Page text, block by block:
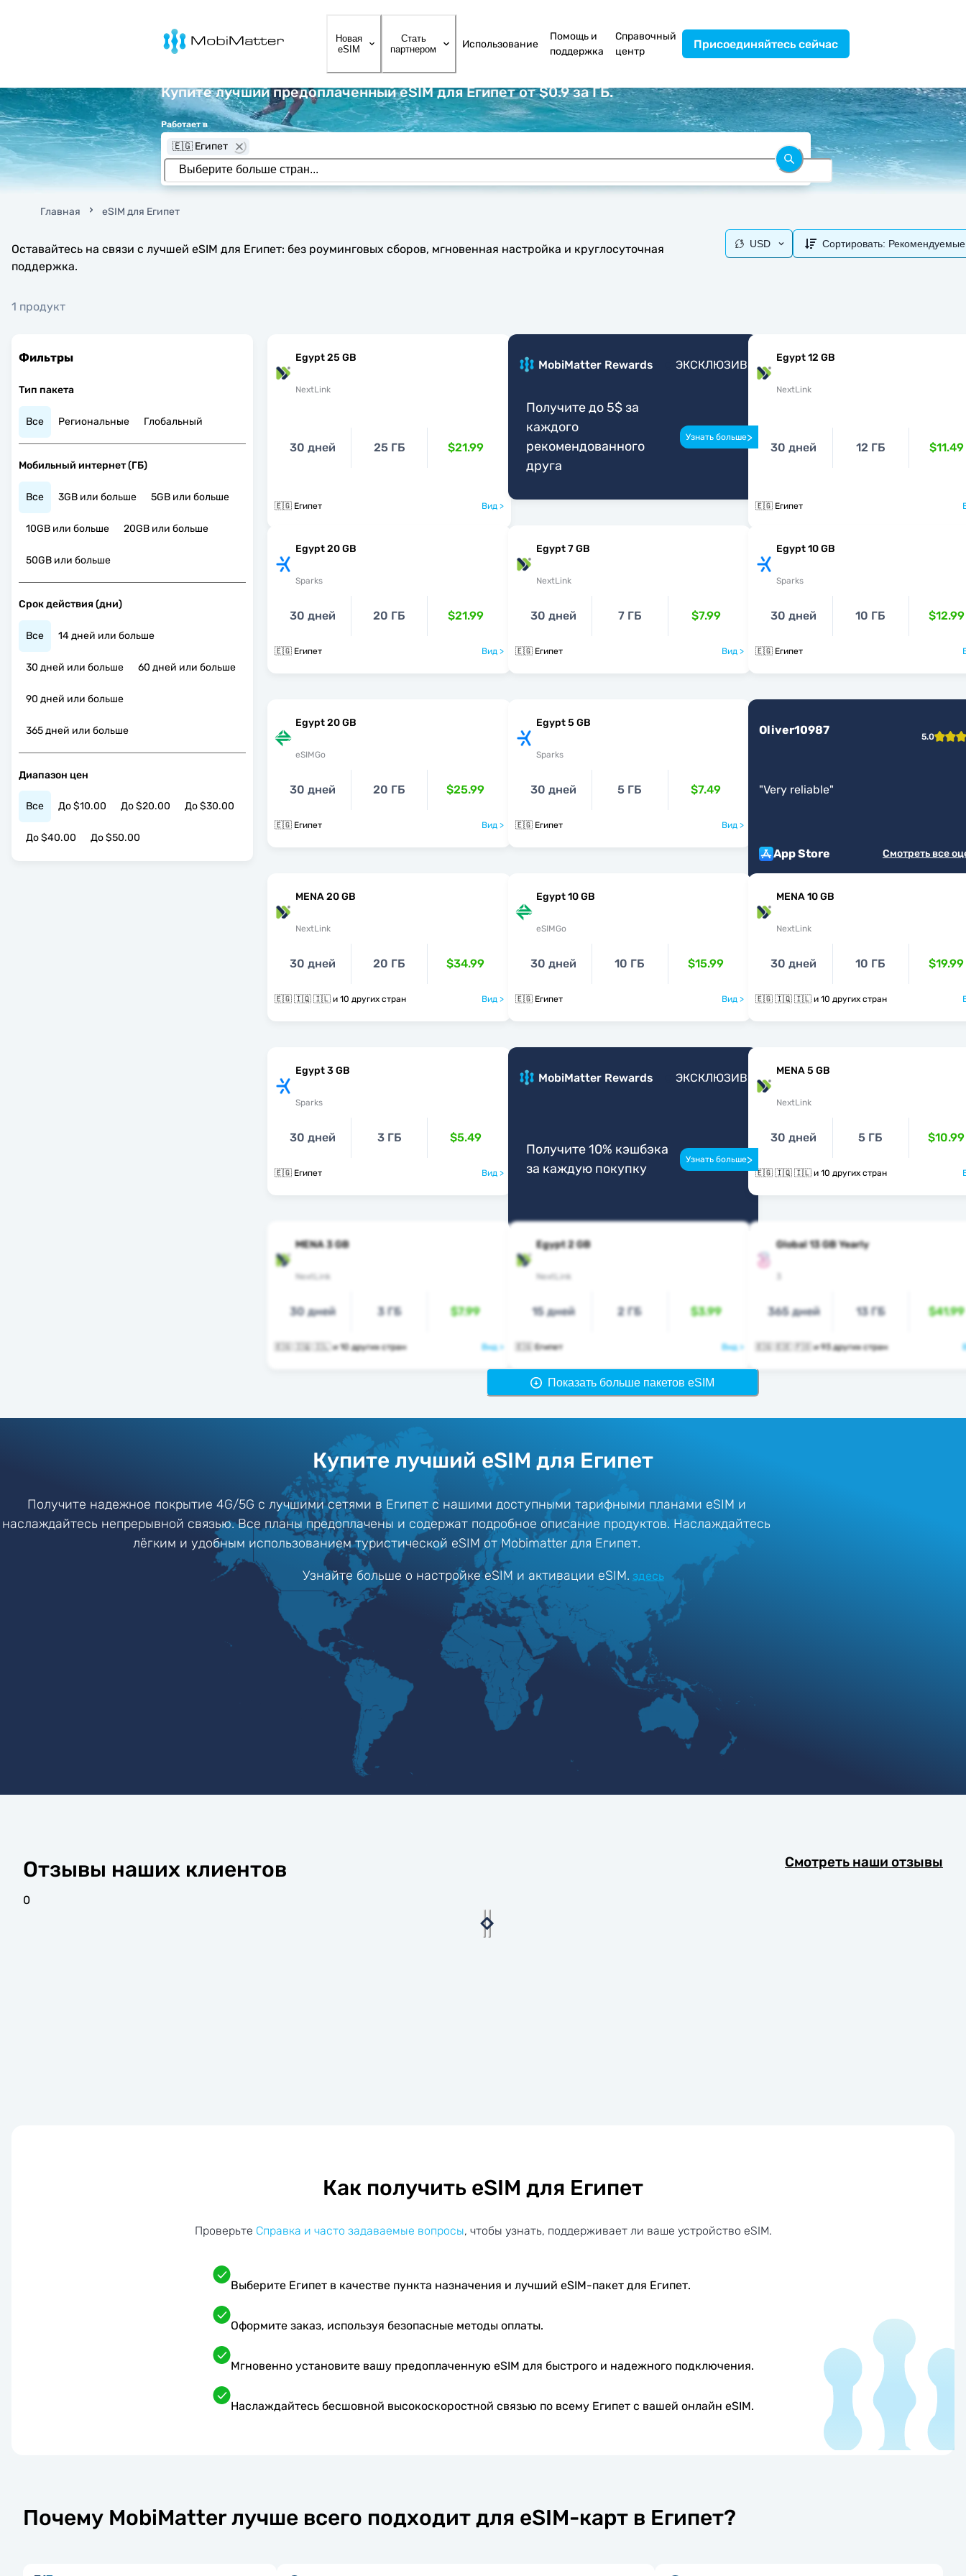
MobiMatter
Новая
eSIM
Стать
партнером
Использование
Помощь и
поддержка
Справочный
центр
Присоединяйтесь сейчас
Купите лучший предоплаченный eSIM для Египет от $0.9 за ГБ.
Работает в
🇪🇬 Египет
Главная eSIM для Египет
Оставайтесь на связи с лучшей eSIM для Египет: без роуминговых сборов, мгновенная настройка и круглосуточная
поддержка.
1 продукт
USD Сортировать: Рекомендуемые
Фильтры
Тип пакета
Все Региональные Глобальный
Мобильный интернет (ГБ)
Все 3GB или больше 5GB или больше
10GB или больше 20GB или больше
50GB или больше
Срок действия (дни)
Все 14 дней или больше
30 дней или больше 60 дней или больше
90 дней или больше
365 дней или больше
Диапазон цен
Все До $10.00 До $20.00 До $30.00
До $40.00 До $50.00
Egypt 25 GB
NextLink
30 дней 25 ГБ $21.99
🇪🇬 Египет Вид >
MobiMatter Rewards ЭКСКЛЮЗИВ
Получите до 5$ за
каждого
рекомендованного
друга
Узнать больше>
Egypt 12 GB
NextLink
30 дней 12 ГБ $11.49
🇪🇬 Египет
Egypt 20 GB
Sparks
30 дней 20 ГБ $21.99
🇪🇬 Египет Вид >
Egypt 7 GB
NextLink
30 дней 7 ГБ $7.99
🇪🇬 Египет Вид >
Egypt 10 GB
Sparks
30 дней 10 ГБ $12.99
🇪🇬 Египет
Egypt 20 GB
eSIMGo
30 дней 20 ГБ $25.99
🇪🇬 Египет Вид >
Egypt 5 GB
Sparks
30 дней 5 ГБ $7.49
🇪🇬 Египет Вид >
Oliver10987 5.0
"Very reliable"
App Store Смотреть все
MENA 20 GB
NextLink
30 дней 20 ГБ $34.99
🇪🇬 🇮🇶 🇮🇱 и 10 других стран Вид >
Egypt 10 GB
eSIMGo
30 дней 10 ГБ $15.99
🇪🇬 Египет Вид >
MENA 10 GB
NextLink
30 дней 10 ГБ $19.99
🇪🇬 🇮🇶 🇮🇱 и 10 других стран
Egypt 3 GB
Sparks
30 дней 3 ГБ $5.49
🇪🇬 Египет Вид >
MobiMatter Rewards ЭКСКЛЮЗИВ
Получите 10% кэшбэка
за каждую покупку
Узнать больше>
MENA 5 GB
NextLink
30 дней 5 ГБ $10.99
🇪🇬 🇮🇶 🇮🇱 и 10 других стран
MENA 3 GB
NextLink
30 дней 3 ГБ $7.99
🇪🇬 🇮🇶 🇮🇱 и 10 других стран Вид >
Egypt 2 GB
NextLink
15 дней 2 ГБ $3.99
🇪🇬 Египет Вид >
Global 13 GB Yearly
365 дней 13 ГБ $41.99
🇪🇬 🇪🇪 🇫🇴 и 93 других стран
Показать больше пакетов eSIM
Купите лучший eSIM для Египет
Получите надежное покрытие 4G/5G с лучшими сетями в Египет с нашими доступными тарифными планами eSIM и
наслаждайтесь непрерывной связью. Все планы предоплачены и содержат подробное описание продуктов. Наслаждайтесь
лёгким и удобным использованием туристической eSIM от Mobimatter для Египет.
Узнайте больше о настройке eSIM и активации eSIM. здесь
Отзывы наших клиентов Смотреть наши отзывы
0
Как получить eSIM для Египет
Проверьте Справка и часто задаваемые вопросы, чтобы узнать, поддерживает ли ваше устройство eSIM.
Выберите Египет в качестве пункта назначения и лучший eSIM-пакет для Египет.
Оформите заказ, используя безопасные методы оплаты.
Мгновенно установите вашу предоплаченную eSIM для быстрого и надежного подключения.
Наслаждайтесь бесшовной высокоскоростной связью по всему Египет с вашей онлайн eSIM.
Почему MobiMatter лучше всего подходит для eSIM-карт в Египет?